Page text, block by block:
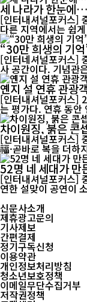
세 나라가 한눈에
[인터내셔널포커스]
“30만 희생의 기
[인터네셔널포커스]
사 공간이다. 기념관
옌지 설 연휴 관광
[인터내셔널포커스]
는 평가다.
차이원징, 붉은 콘
[인터내셔널포커스]
福·곧바로 복을 더하
52명 네 세대가 만
[인터내셔널포커스]
신문사소개
제휴광고문의
기사제보
간편결제
정기구독신청
이용약관
개인정보처리방침
청소년보호정책
이메일무단수집거부
저작권정책